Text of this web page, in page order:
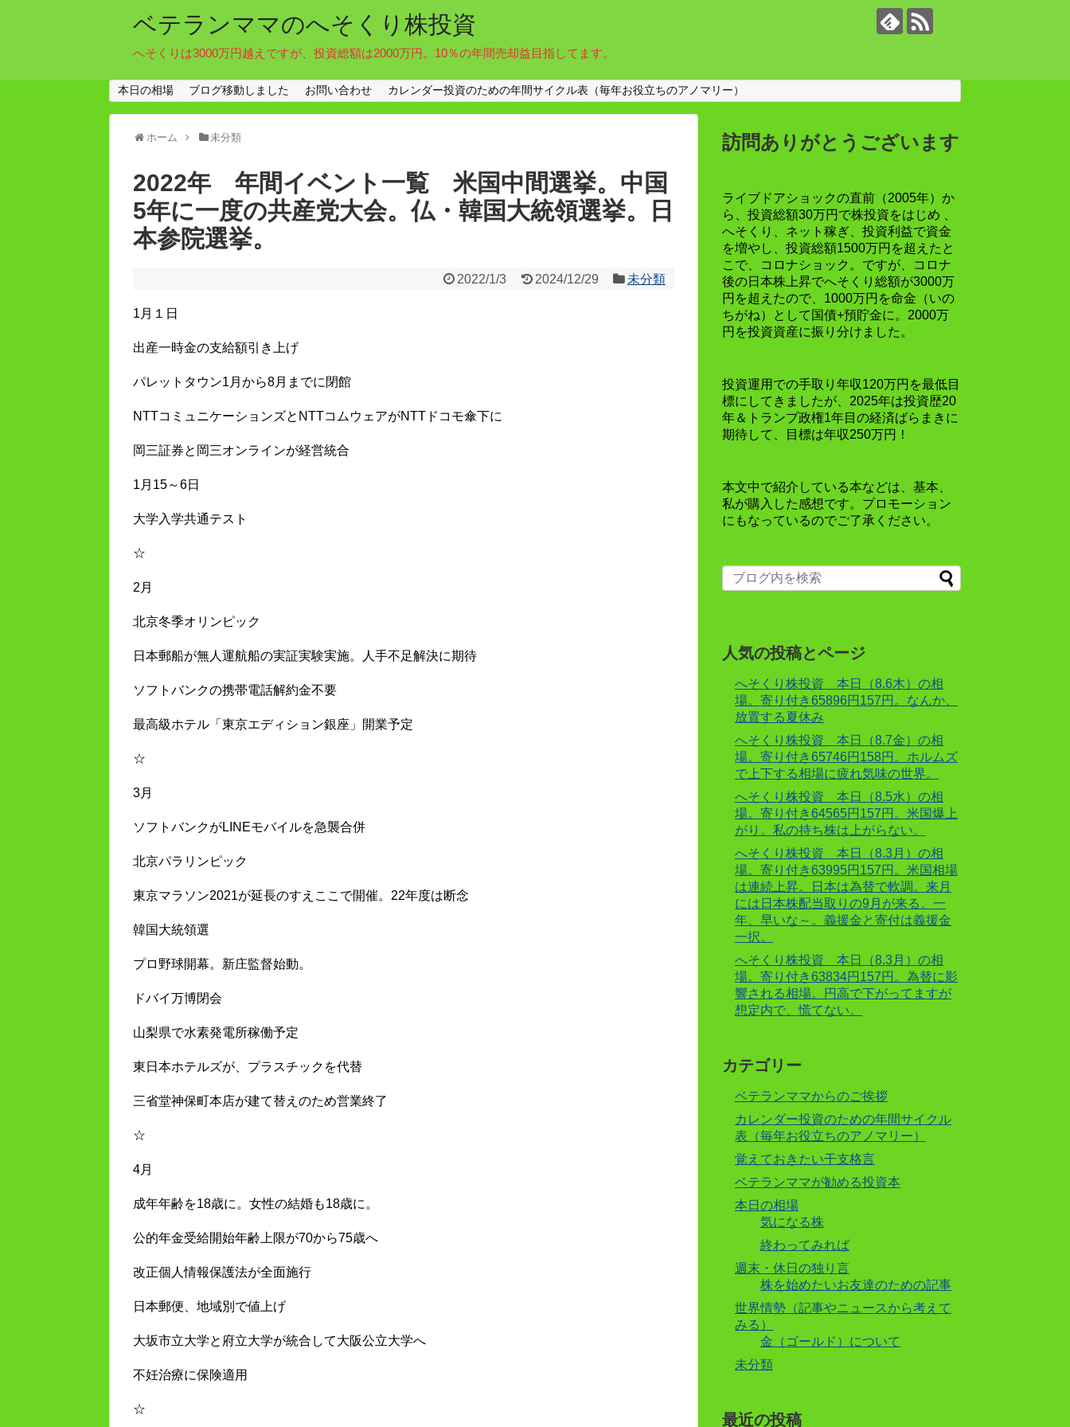
ベテランママのへそくり株投資
へそくりは3000万円越えですが、投資総額は2000万円。10％の年間売却益目指してます。
本日の相場 ブログ移動しました お問い合わせ カレンダー投資のための年間サイクル表（毎年お役立ちのアノマリー）
ホーム 未分類
2022年 年間イベント一覧 米国中間選挙。中国
5年に一度の共産党大会。仏・韓国大統領選挙。日
本参院選挙。
2022/1/3 2024/12/29 未分類
1月１日
出産一時金の支給額引き上げ
パレットタウン1月から8月までに閉館
NTTコミュニケーションズとNTTコムウェアがNTTドコモ傘下に
岡三証券と岡三オンラインが経営統合
1月15～6日
大学入学共通テスト
☆
2月
北京冬季オリンピック
日本郵船が無人運航船の実証実験実施。人手不足解決に期待
ソフトバンクの携帯電話解約金不要
最高級ホテル「東京エディション銀座」開業予定
☆
3月
ソフトバンクがLINEモバイルを急襲合併
北京パラリンピック
東京マラソン2021が延長のすえここで開催。22年度は断念
韓国大統領選
プロ野球開幕。新庄監督始動。
ドバイ万博閉会
山梨県で水素発電所稼働予定
東日本ホテルズが、プラスチックを代替
三省堂神保町本店が建て替えのため営業終了
☆
4月
成年年齢を18歳に。女性の結婚も18歳に。
公的年金受給開始年齢上限が70から75歳へ
改正個人情報保護法が全面施行
日本郵便、地域別で値上げ
大坂市立大学と府立大学が統合して大阪公立大学へ
不妊治療に保険適用
☆
訪問ありがとうございます
ライブドアショックの直前（2005年）か
ら、投資総額30万円で株投資をはじめ 、
へそくり、ネット稼ぎ、投資利益で資金
を増やし、投資総額1500万円を超えたと
こで、コロナショック。ですが、コロナ
後の日本株上昇でへそくり総額が3000万
円を超えたので、1000万円を命金（いの
ちがね）として国債+預貯金に。2000万
円を投資資産に振り分けました。
投資運用での手取り年収120万円を最低目
標にしてきましたが、2025年は投資歴20
年＆トランプ政権1年目の経済ばらまきに
期待して、目標は年収250万円！
本文中で紹介している本などは、基本、
私が購入した感想です。プロモーション
にもなっているのでご了承ください。
人気の投稿とページ
へそくり株投資 本日（8.6木）の相
場。寄り付き65896円157円。なんか、
放置する夏休み
へそくり株投資 本日（8.7金）の相
場。寄り付き65746円158円。ホルムズ
で上下する相場に疲れ気味の世界。
へそくり株投資 本日（8.5水）の相
場。寄り付き64565円157円。米国爆上
がり。私の持ち株は上がらない。
へそくり株投資 本日（8.3月）の相
場。寄り付き63995円157円。米国相場
は連続上昇。日本は為替で軟調。来月
には日本株配当取りの9月が来る。一
年、早いな～。義援金と寄付は義援金
一択。
へそくり株投資 本日（8.3月）の相
場。寄り付き63834円157円。為替に影
響される相場。円高で下がってますが
想定内で、慌てない。
カテゴリー
ベテランママからのご挨拶
カレンダー投資のための年間サイクル
表（毎年お役立ちのアノマリー）
覚えておきたい干支格言
ベテランママが勧める投資本
本日の相場
気になる株
終わってみれば
週末・休日の独り言
株を始めたいお友達のための記事
世界情勢（記事やニュースから考えて
みる）
金（ゴールド）について
未分類
最近の投稿